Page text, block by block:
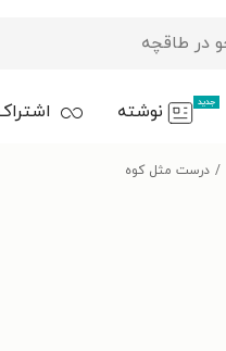
جدید نوشته
درست مثل کوه